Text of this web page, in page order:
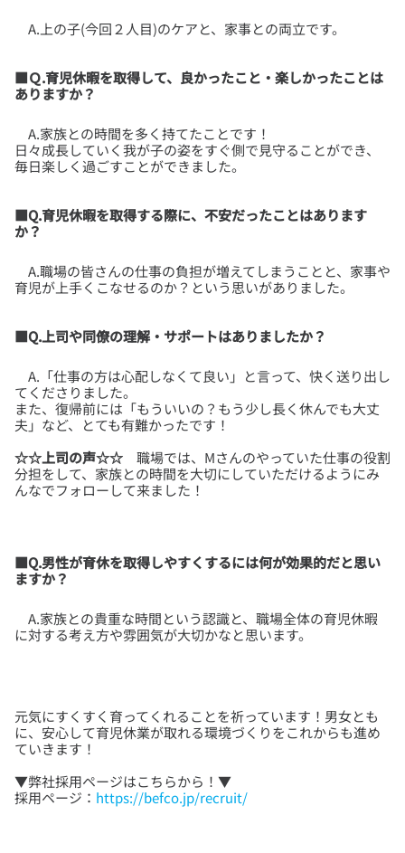
■Ｑ.育児休暇を取得して、良かったこと・楽しかったことは
ありますか？
A.家族との時間を多く持てたことです！
日々成長していく我が子の姿をすぐ側で見守ることができ、
■Q.育児休暇を取得する際に、不安だったことはあります
か？
A.職場の皆さんの仕事の負担が増えてしまうことと、家事や
■Q.上司や同僚の理解・サポートはありましたか？
A.「仕事の方は心配しなくて良い」と言って、快く送り出し
てくださりました。
また、復帰前には「もういいの？もう少し長く休んでも大丈
☆☆上司の声☆☆ 職場では、Mさんのやっていた仕事の役割
分担をして、家族との時間を大切にしていただけるようにみ
んなでフォローして来ました！
■Q.男性が育休を取得しやすくするには何が効果的だと思い
ますか？
A.家族との貴重な時間という認識と、職場全体の育児休暇
元気にすくすく育ってくれることを祈っています！男女とも
に、安心して育児休業が取れる環境づくりをこれからも進め
▼弊社採用ページはこちらから！▼
採用ページ： https://befco.jp/recruit/